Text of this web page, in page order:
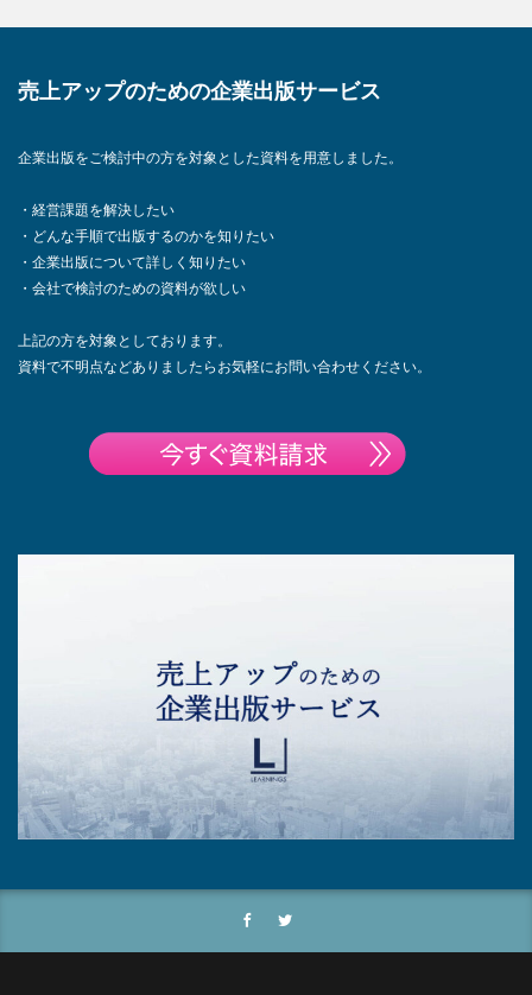
売上アップのための企業出版サービス
企業出版をご検討中の方を対象とした資料を用意しました。
・経営課題を解決したい
・どんな手順で出版するのかを知りたい
・企業出版について詳しく知りたい
・会社で検討のための資料が欲しい
上記の方を対象としております。
資料で不明点などありましたらお気軽にお問い合わせください。